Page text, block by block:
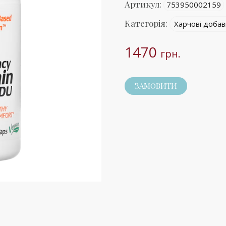
Артикул: 753950002159
Категорія: Харчові
1470 грн.
ЗАМОВИТИ